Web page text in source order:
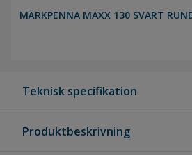
MÄRKPENNA MAXX 130 SVART
Teknisk specifikation
Produktbeskrivning